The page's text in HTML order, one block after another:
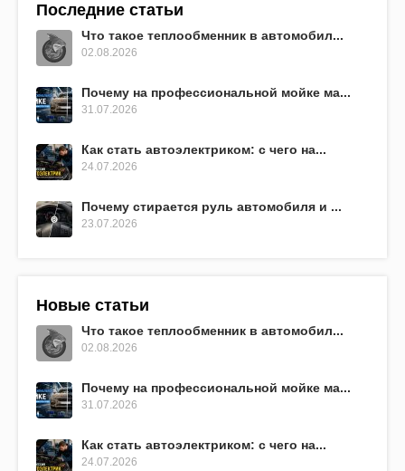
Последние статьи
Что такое теплообменник в автомобил...
02.08.2026
Почему на профессиональной мойке ма...
31.07.2026
Как стать автоэлектриком: с чего на...
24.07.2026
Почему стирается руль автомобиля и ...
23.07.2026
Новые статьи
Что такое теплообменник в автомобил...
02.08.2026
Почему на профессиональной мойке ма...
31.07.2026
Как стать автоэлектриком: с чего на...
24.07.2026